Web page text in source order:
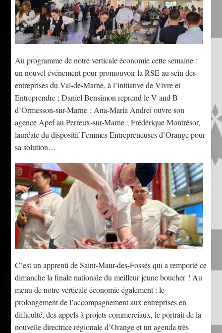
Au programme de notre verticale économie cette semaine :
un nouvel événement pour promouvoir la RSE au sein des
entreprises du Val-de-Marne, à l’initiative de Vivre et
Entreprendre ; Daniel Bensimon reprend le V and B
d’Ormesson-sur-Marne ; Ana-Maria Andrei ouvre son
agence Apef au Perreux-sur-Marne ; Frédérique Montrésor,
lauréate du dispositif Femmes Entrepreneuses d’Orange pour
sa solution…
C’est un apprenti de Saint-Maur-des-Fossés qui a remporté ce
dimanche la finale nationale du meilleur jeune boucher ! Au
menu de notre verticale économie également : le
prolongement de l’accompagnement aux entreprises en
difficulté, des appels à projets commerciaux, le portrait de la
nouvelle directrice régionale d’Orange et un agenda très